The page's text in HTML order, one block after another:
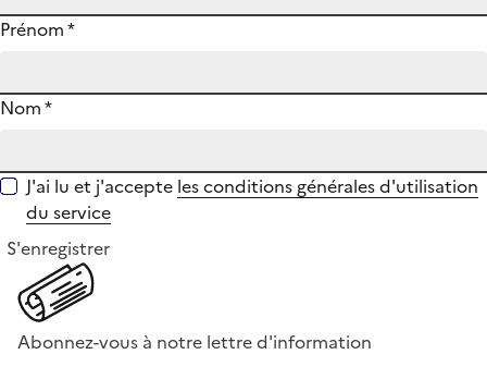
Prénom*
Nom*
J'ai lu et j'accepte les conditions générales d'utilisation
du service
S'enregistrer
Abonnez-vous à notre lettre d'information